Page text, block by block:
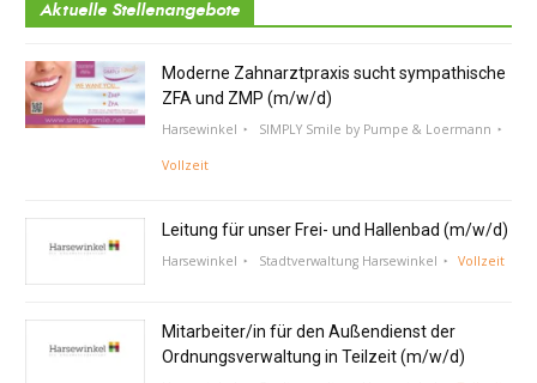
Aktuelle Stellenangebote
Moderne Zahnarztpraxis sucht sympathische
ZFA und ZMP (m/w/d)
Harsewinkel SIMPLY Smile by Pumpe & Loermann
Vollzeit
Leitung für unser Frei- und Hallenbad (m/w/d)
Harsewinkel Stadtverwaltung Harsewinkel Vollzeit
Mitarbeiter/in für den Außendienst der
Ordnungsverwaltung in Teilzeit (m/w/d)